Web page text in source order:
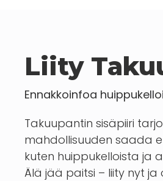
Liity
Ennakkoinfoa
Takuupantin sisäpiiri
mahdollisuuden saada
kuten huippukelloista ja
Älä jää paitsi – liity nyt